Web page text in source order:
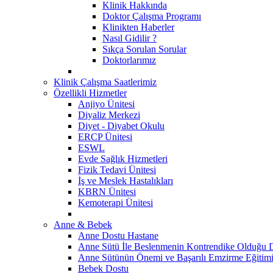
Klinik Hakkında
Doktor Çalışma Programı
Klinikten Haberler
Nasıl Gidilir ?
Sıkça Sorulan Sorular
Doktorlarımız
Klinik Çalışma Saatlerimiz
Özellikli Hizmetler
Anjiyo Ünitesi
Diyaliz Merkezi
Diyet - Diyabet Okulu
ERCP Ünitesi
ESWL
Evde Sağlık Hizmetleri
Fizik Tedavi Ünitesi
İş ve Meslek Hastalıkları
KBRN Ünitesi
Kemoterapi Ünitesi
Anne & Bebek
Anne Dostu Hastane
Anne Sütü İle Beslenmenin Kontrendike Olduğu
Anne Sütünün Önemi ve Başarılı Emzirme Eğitimi
Bebek Dostu